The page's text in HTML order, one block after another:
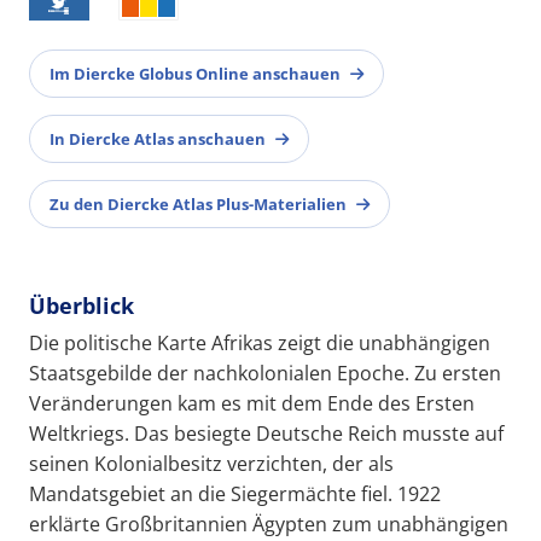
Im Diercke Globus Online anschauen
In Diercke Atlas anschauen
Zu den Diercke Atlas Plus-Materialien
Überblick
Die politische Karte Afrikas zeigt die unabhängigen
Staatsgebilde der nachkolonialen Epoche. Zu ersten
Veränderungen kam es mit dem Ende des Ersten
Weltkriegs. Das besiegte Deutsche Reich musste auf
seinen Kolonialbesitz verzichten, der als
Mandatsgebiet an die Siegermächte fiel. 1922
erklärte Großbritannien Ägypten zum unabhängigen